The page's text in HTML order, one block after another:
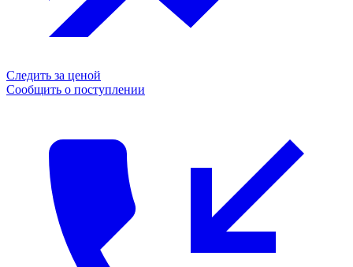
Следить за ценой
Сообщить о поступлении